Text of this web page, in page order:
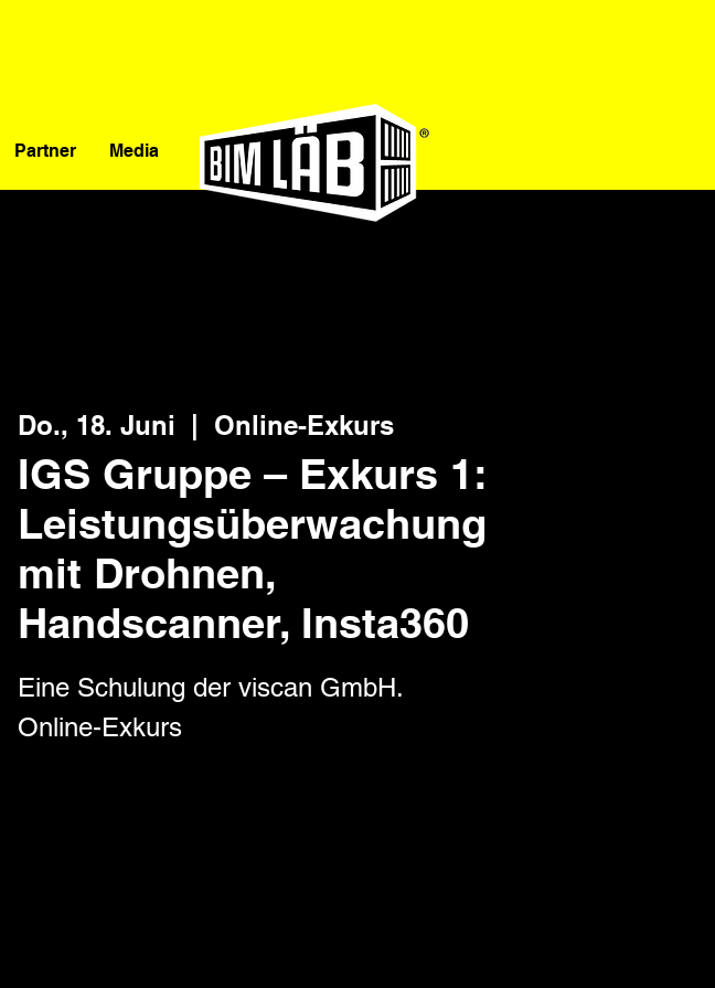
Partner Media
Do., 18. Juni
  |
Online-Exkurs
IGS Gruppe – Exkurs 1:
Leistungsüberwachung
mit Drohnen,
Handscanner, Insta360
Eine Schulung der viscan GmbH.
Online-Exkurs